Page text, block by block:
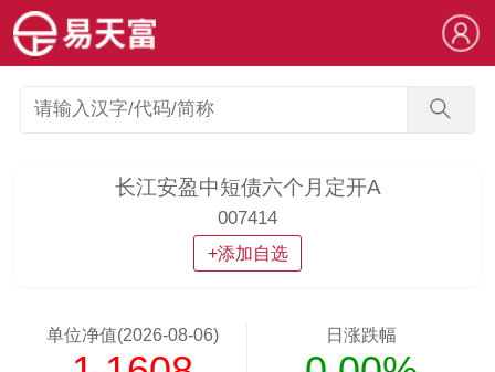
长江安盈中短债六个月定开A
007414
+添加自选
单位净值(2026-08-06) 日涨跌幅